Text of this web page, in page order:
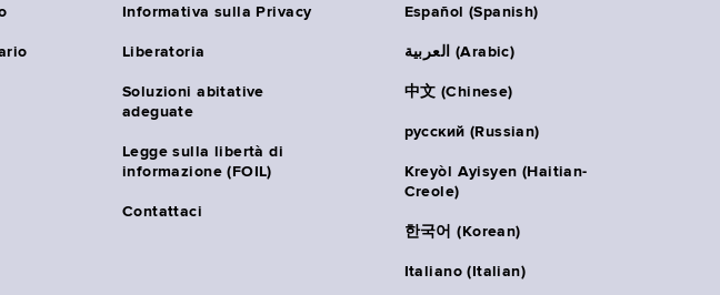
Informativa sulla Privacy
Liberatoria
Soluzioni abitative
adeguate
Legge sulla libertà di
informazione (FOIL)
Contattaci
Español (Spanish)
العربية (Arabic)
中文 (Chinese)
русский (Russian)
Kreyòl Ayisyen (Haitian-
Creole)
한국어 (Korean)
Italiano (Italian)